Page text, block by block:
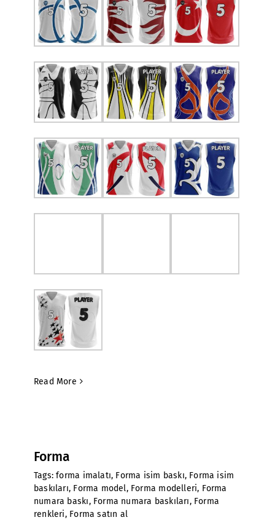
Read More
Forma
Tags:forma imalatı, Forma isim baskı, Forma isim
baskıları, Forma model, Forma modelleri, Forma
numara baskı, Forma numara baskıları, Forma
renkleri, Forma satın al